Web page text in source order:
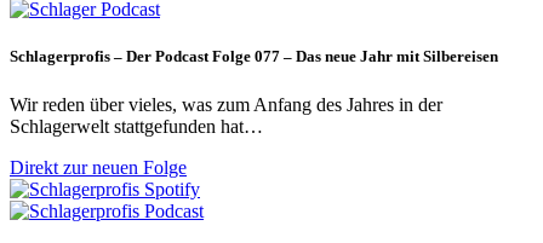
Schlagerprofis – Der Podcast Folge 077 – Das neue Jahr mit Silbereisen
Wir reden über vieles, was zum Anfang des Jahres in der
Schlagerwelt stattgefunden hat…
Direkt zur neuen Folge